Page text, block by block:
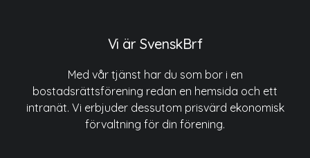
Vi är SvenskBrf
Med vår tjänst har du som bor i en
bostadsrättsförening redan en hemsida och ett
intranät. Vi erbjuder dessutom prisvärd ekonomisk
förvaltning för din förening.